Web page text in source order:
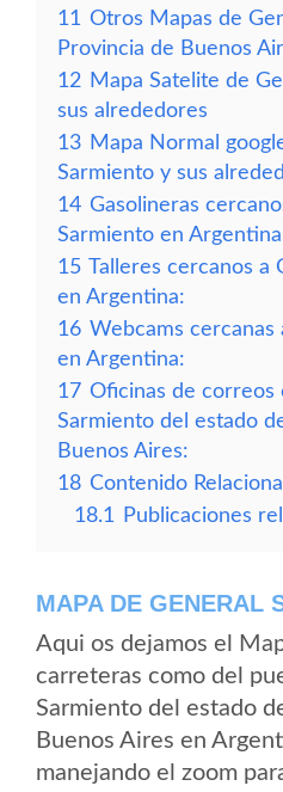
11 Otros Mapas de
Provincia de Buenos
12 Mapa Satelite de
sus alrededores
13 Mapa Normal
Sarmiento y sus
14 Gasolineras
Sarmiento en
15 Talleres cercanos a
en Argentina:
16 Webcams cercanas
en Argentina:
17 Oficinas de correos
Sarmiento del estado
Buenos Aires:
18 Contenido
18.1
Publicaciones
MAPA DE GENERAL
Aqui os dejamos el
carreteras como del
Sarmiento del estado
Buenos Aires en
manejando el zoom